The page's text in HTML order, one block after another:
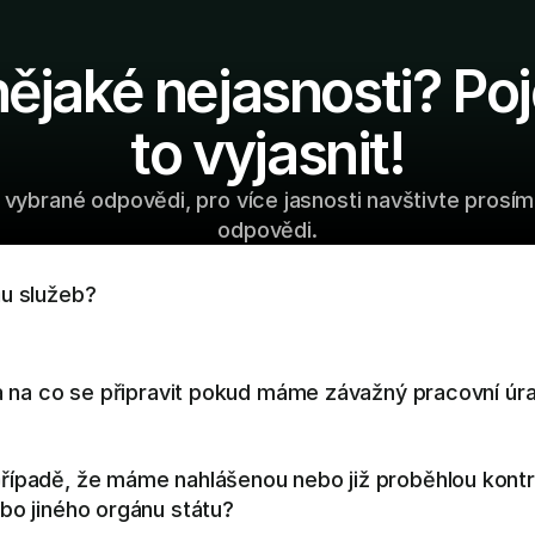
nejasnosti?
to vyjasnit!
odpovědi, pro více jasnosti navštivte
odpovědi.
služeb?
telefonicky, mailem nebo prostřednictvím kontaktního
nabídku.
na co se připravit pokud máme závažný pracovní
a domluvíme se na dalším postupu.
že máme nahlášenou nebo již proběhlou
jiného orgánu státu?
a domluvíme se na dalším postupu. Pokud máte jakoukoliv
prosím připravte si jej.